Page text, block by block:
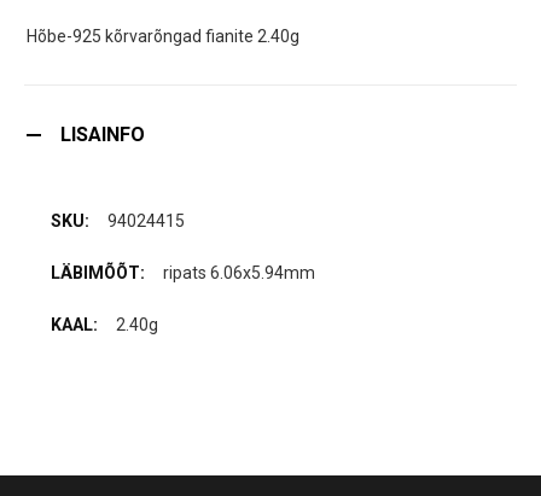
Hõbe-925 kõrvarõngad fianite 2.40g
LISAINFO
94024415
ripats 6.06x5.94mm
2.40g